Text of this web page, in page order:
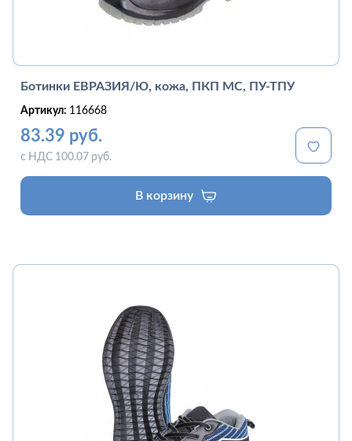
Ботинки ЕВРАЗИЯ/Ю, кожа, ПКП МС, ПУ-ТПУ
Артикул: 116668
83.39 руб.
с НДС 100.07 руб.
В корзину